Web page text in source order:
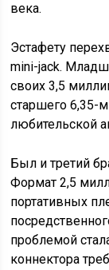
века.
Эстафету
mini-jack.
своих 3,5
старшего 6,35-
любительской
Был и третий
Формат 2,5
портативных
проблемой
коннектора